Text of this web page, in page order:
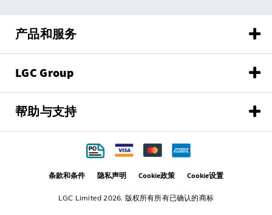
产品和服务
LGC Group
帮助与支持
LGC Limited 2026. 版权所有所有已确认的商标
条款和条件 隐私声明 Cookie政策 Cookie设置